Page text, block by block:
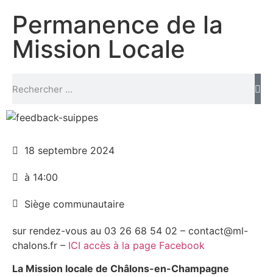
Permanence de la
Mission Locale
sur rendez-vous au 03 26 68 54 02 – contact@ml-
chalons.fr – ICI accès à la page Facebook
La Mission locale de Châlons-en-Champagne
18 septembre 2024
à 14:00
Siège communautaire